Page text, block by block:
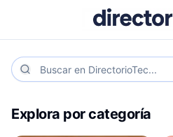
Explora por categoría